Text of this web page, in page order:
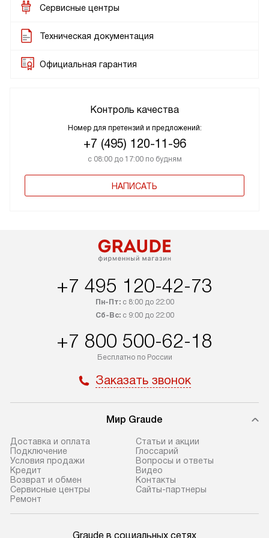
Сервисные центры
Техническая документация
Официальная гарантия
Контроль качества
Номер для претензий и предложений:
+7 (495) 120-11-96
с 08:00 до 17:00 по будням
НАПИСАТЬ
+7 495 120-42-73
Пн-Пт:с 8:00 до 22:00
Сб-Вс:с 9:00 до 22:00
+7 800 500-62-18
Бесплатно по России
Заказать звонок
Мир Graude
Доставка и оплата
Подключение
Условия продажи
Кредит
Возврат и обмен
Сервисные центры
Ремонт
Статьи и акции
Глоссарий
Вопросы и ответы
Видео
Контакты
Сайты-партнеры
Graude в социальных сетях